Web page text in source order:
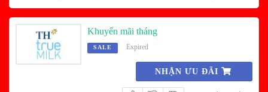
Khuyến mãi tháng
SALE Expired
NHẬN ƯU ĐÃI